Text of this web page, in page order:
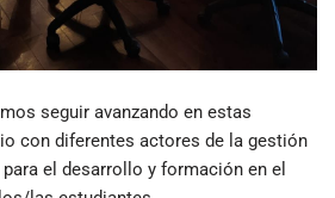
seguir avanzando en estas
con diferentes actores de la gestión
el desarrollo y formación en el